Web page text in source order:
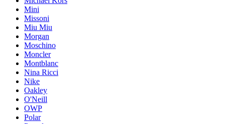
Mini
Missoni
Miu Miu
Morgan
Moschino
Moncler
Montblanc
Nina Ricci
Nike
Oakley
O'Neill
OWP
Polar